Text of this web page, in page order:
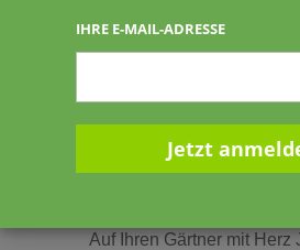
Manfred Sauer
Cloppenburg
Auf Ihren Gärtner mit Herz
IHRE E-MAIL-ADRESSE